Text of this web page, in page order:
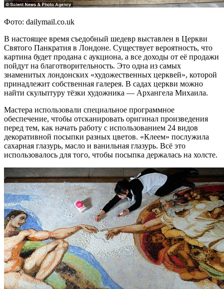
Фото: dailymail.co.uk
В настоящее время съедобный шедевр выставлен в Церкви
Святого Панкратия в Лондоне. Существует вероятность, что
картина будет продана с аукциона, а все доходы от её продажи
пойдут на благотворительность. Это одна из самых
знаменитых лондонских «художественных церквей», которой
принадлежит собственная галерея. В садах церкви можно
найти скульптуру тёзки художника — Архангела Михаила.
Мастера использовали специальное программное
обеспечение, чтобы отсканировать оригинал произведения
перед тем, как начать работу с использованием 24 видов
декоративной посыпки разных цветов. «Клеем» послужила
сахарная глазурь, масло и ванильная глазурь. Всё это
использовалось для того, чтобы посыпка держалась на холсте.